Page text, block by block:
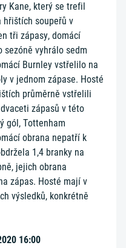
Kane, který se trefil
hřištích soupeřů v
tři zápasy, domácí
sezóně vyhrálo sedm
Burnley vstřelilo na
v jednom zápase. Hosté
průměrně vstřelili
zápasů v této
gól, Tottenham
obrana nepatří k
1,4 branky na
jejich obrana
zápas. Hosté mají v
výsledků, konkrétně
16:00